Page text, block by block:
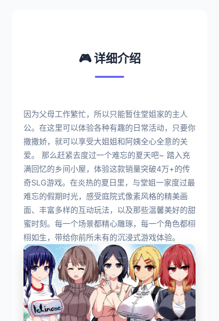
🎮 详细介绍
因为父母工作繁忙，所以只能暂住堂姐家的主人
公。在这里可以体验各种有趣的日常活动，只要你
撒撒娇，就可以享受大姐姐和阿姨全心全意的关
爱。 那么赶紧去度过一个难忘的夏天吧~ 踏入充
满回忆的乡间小屋，体验这款销量突破4万+的传
奇SLG游戏。在炎热的夏日里，与堂姐一家度过最
难忘的假期时光，感受庭院式像素风格的精美画
面、丰富多样的互动玩法，以及那些温馨美好的甜
蜜时刻。每一个场景都精心雕琢，每一个角色都栩
栩如生，带给你前所未有的沉浸式游戏体验。